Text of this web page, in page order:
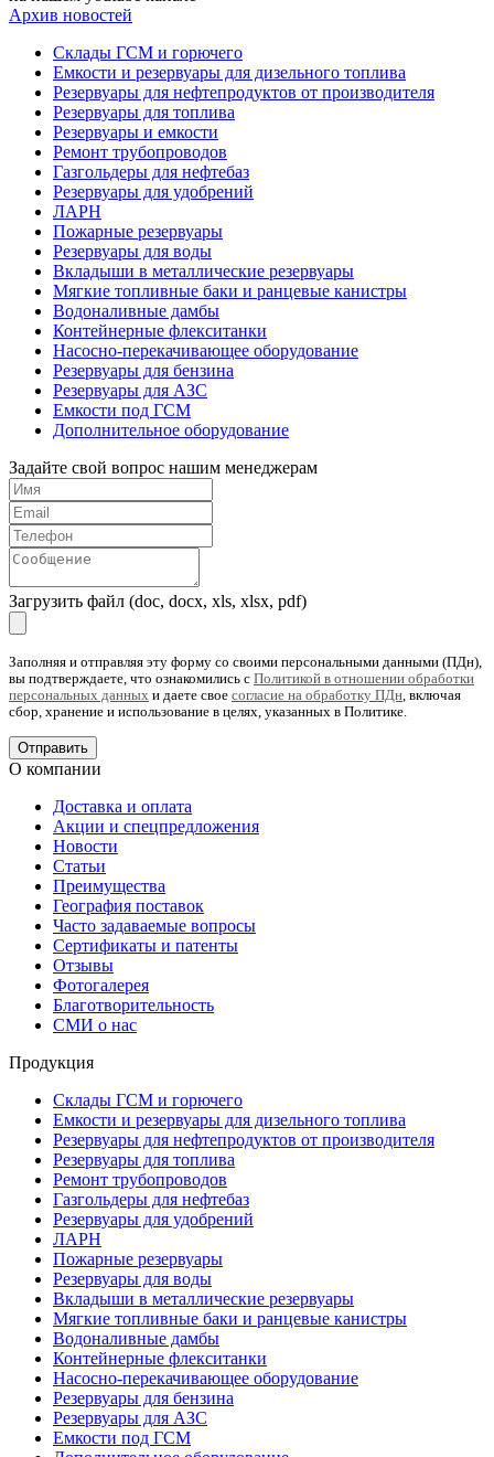
Архив новостей
Склады ГСМ и горючего
Емкости и резервуары для дизельного топлива
Резервуары для нефтепродуктов от производителя
Резервуары для топлива
Резервуары и емкости
Ремонт трубопроводов
Газгольдеры для нефтебаз
Резервуары для удобрений
ЛАРН
Пожарные резервуары
Резервуары для воды
Вкладыши в металлические резервуары
Мягкие топливные баки и ранцевые канистры
Водоналивные дамбы
Контейнерные флекситанки
Насосно-перекачивающее оборудование
Резервуары для бензина
Резервуары для АЗС
Емкости под ГСМ
Дополнительное оборудование
Задайте свой вопрос нашим менеджерам
Загрузить файл (doc, docx, xls, xlsx, pdf)
Заполняя и отправляя эту форму со своими персональными данными (ПДн),
вы подтверждаете, что ознакомились с Политикой в отношении обработки
персональных данных и даете свое согласие на обработку ПДн, включая
сбор, хранение и использование в целях, указанных в Политике.
О компании
Доставка и оплата
Акции и спецпредложения
Новости
Статьи
Преимущества
География поставок
Часто задаваемые вопросы
Сертификаты и патенты
Отзывы
Фотогалерея
Благотворительность
СМИ о нас
Продукция
Склады ГСМ и горючего
Емкости и резервуары для дизельного топлива
Резервуары для нефтепродуктов от производителя
Резервуары для топлива
Ремонт трубопроводов
Газгольдеры для нефтебаз
Резервуары для удобрений
ЛАРН
Пожарные резервуары
Резервуары для воды
Вкладыши в металлические резервуары
Мягкие топливные баки и ранцевые канистры
Водоналивные дамбы
Контейнерные флекситанки
Насосно-перекачивающее оборудование
Резервуары для бензина
Резервуары для АЗС
Емкости под ГСМ